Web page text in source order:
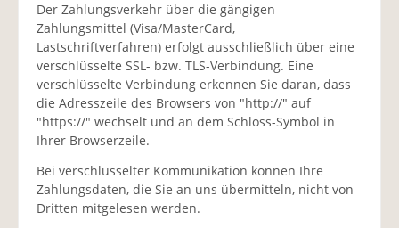
Der Zahlungsverkehr über die gängigen
Zahlungsmittel (Visa/MasterCard,
Lastschriftverfahren) erfolgt ausschließlich über eine
verschlüsselte SSL- bzw. TLS-Verbindung. Eine
verschlüsselte Verbindung erkennen Sie daran, dass
die Adresszeile des Browsers von "http://" auf
"https://" wechselt und an dem Schloss-Symbol in
Ihrer Browserzeile.
Bei verschlüsselter Kommunikation können Ihre
Zahlungsdaten, die Sie an uns übermitteln, nicht von
Dritten mitgelesen werden.